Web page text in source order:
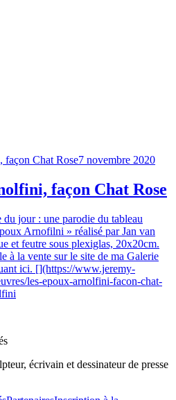
7 novembre 2020
façon Chat Rose
jour : une parodie du tableau
Arnofilni » réalisé par Jan van
et feutre sous plexiglas, 20x20cm.
à la vente sur le site de ma Galerie
ici. [](https://www.jeremy-
les-epoux-arnolfini-facon-chat-
écrivain et dessinateur de presse